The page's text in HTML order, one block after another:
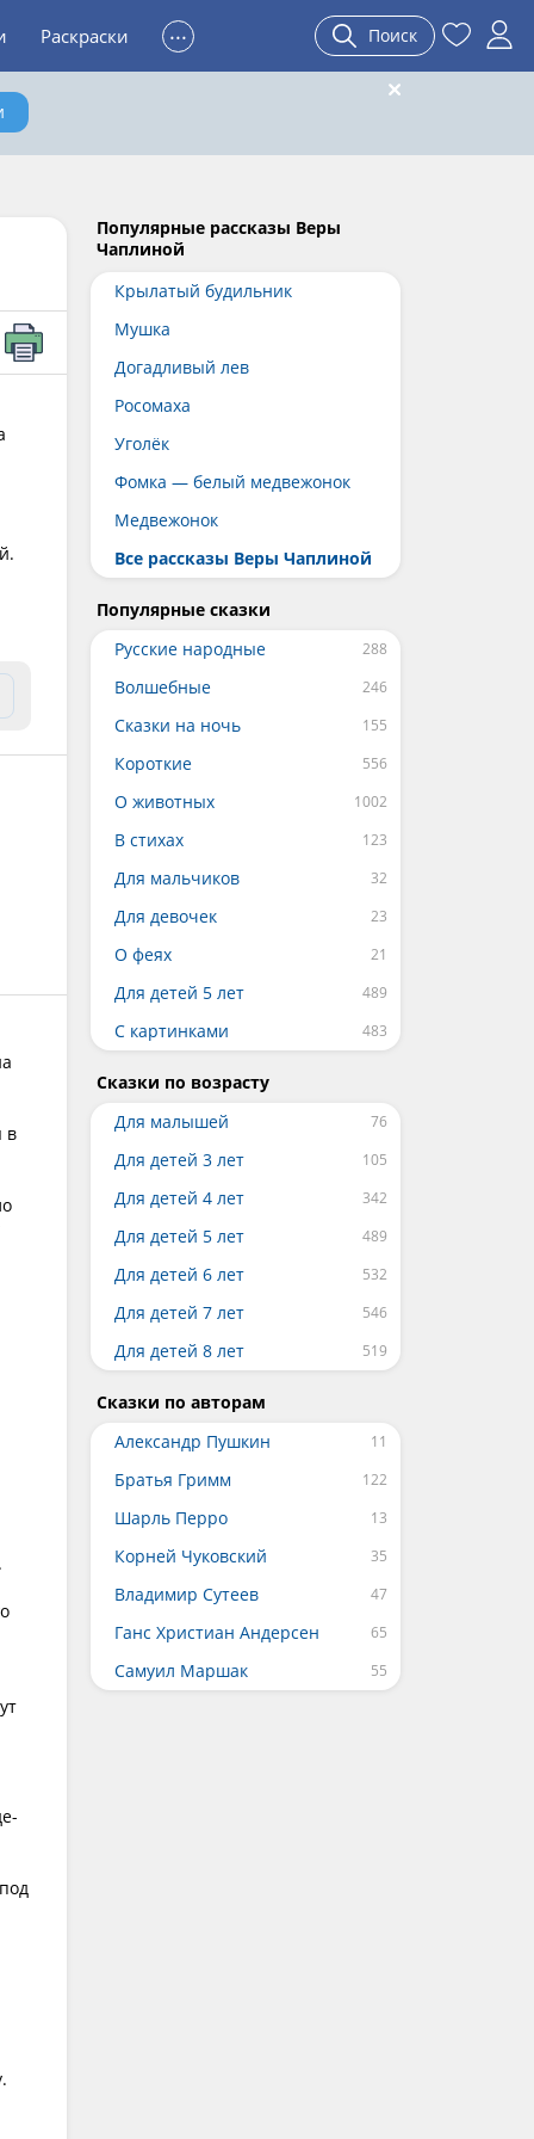
Раскраски ... Поиск
в
Популярные рассказы Веры
Чаплиной
Крылатый будильник
Мушка
Догадливый лев
Росомаха
Уголёк
Фомка — белый медвежонок
Медвежонок
Все рассказы Веры Чаплиной
Популярные сказки
Русские народные
Волшебные
Сказки на ночь
Короткие
О животных
В стихах
Для мальчиков
Для девочек
О феях
Для детей 5 лет
С картинками
Сказки по возрасту
Для малышей
Для детей 3 лет
Для детей 4 лет
Для детей 5 лет
Для детей 6 лет
Для детей 7 лет
Для детей 8 лет
Сказки по авторам
Александр Пушкин
Братья Гримм
Шарль Перро
Корней Чуковский
Владимир Сутеев
Ганс Христиан Андерсен
Самуил Маршак